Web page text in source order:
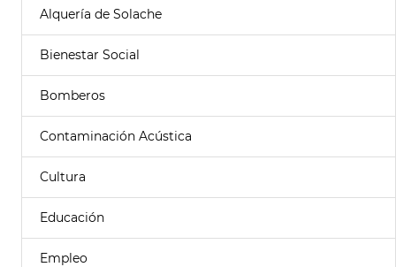
Alquería de Solache
Bienestar Social
Bomberos
Contaminación Acústica
Cultura
Educación
Empleo